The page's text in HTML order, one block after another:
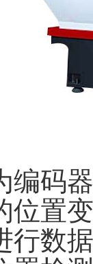
编码
位置
行数